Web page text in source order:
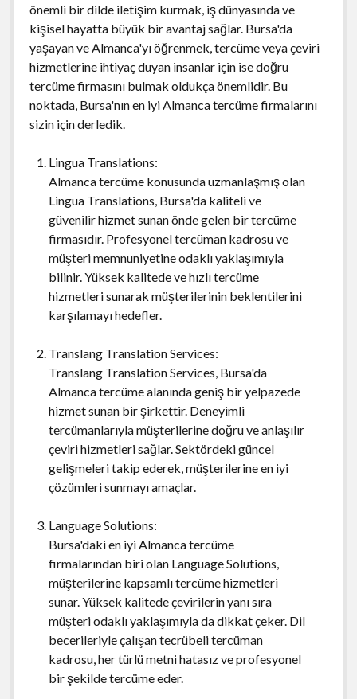
önemli bir dilde iletişim kurmak, iş dünyasında ve
kişisel hayatta büyük bir avantaj sağlar. Bursa'da
yaşayan ve Almanca'yı öğrenmek, tercüme veya çeviri
hizmetlerine ihtiyaç duyan insanlar için ise doğru
tercüme firmasını bulmak oldukça önemlidir. Bu
noktada, Bursa'nın en iyi Almanca tercüme firmalarını
sizin için derledik.
Lingua Translations:
Almanca tercüme konusunda uzmanlaşmış olan
Lingua Translations, Bursa'da kaliteli ve
güvenilir hizmet sunan önde gelen bir tercüme
firmasıdır. Profesyonel tercüman kadrosu ve
müşteri memnuniyetine odaklı yaklaşımıyla
bilinir. Yüksek kalitede ve hızlı tercüme
hizmetleri sunarak müşterilerinin beklentilerini
karşılamayı hedefler.
Translang Translation Services:
Translang Translation Services, Bursa'da
Almanca tercüme alanında geniş bir yelpazede
hizmet sunan bir şirkettir. Deneyimli
tercümanlarıyla müşterilerine doğru ve anlaşılır
çeviri hizmetleri sağlar. Sektördeki güncel
gelişmeleri takip ederek, müşterilerine en iyi
çözümleri sunmayı amaçlar.
Language Solutions:
Bursa'daki en iyi Almanca tercüme
firmalarından biri olan Language Solutions,
müşterilerine kapsamlı tercüme hizmetleri
sunar. Yüksek kalitede çevirilerin yanı sıra
müşteri odaklı yaklaşımıyla da dikkat çeker. Dil
becerileriyle çalışan tecrübeli tercüman
kadrosu, her türlü metni hatasız ve profesyonel
bir şekilde tercüme eder.